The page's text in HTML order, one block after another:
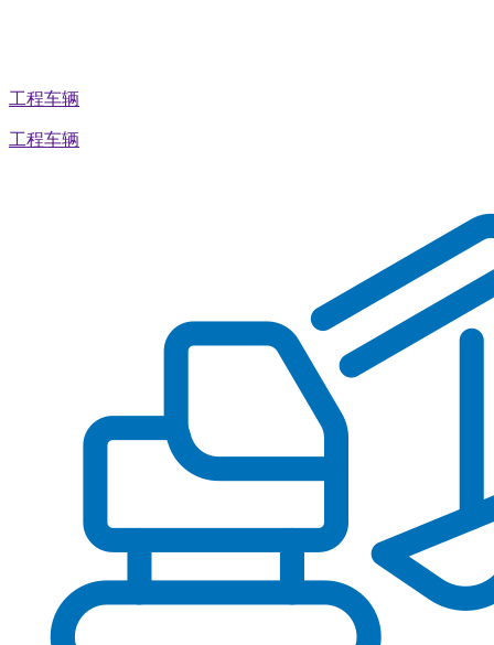
工程车辆
工程车辆